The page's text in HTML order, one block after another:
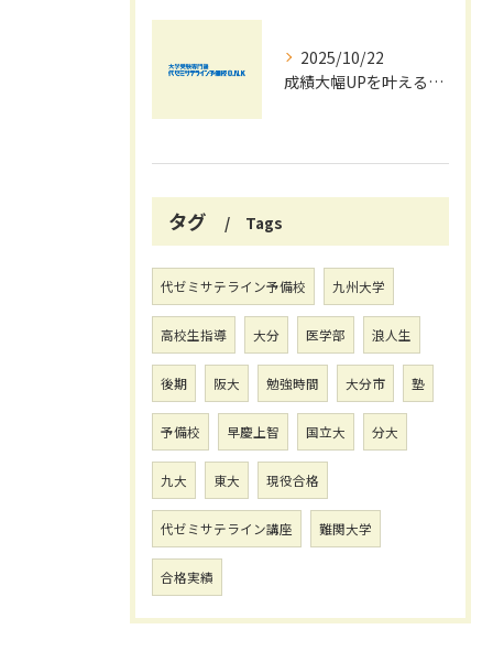
2025/10/22
成績大幅UPを叶える秋の効率学習法
タグ Tags
代ゼミサテライン予備校 九州大学
高校生指導 大分 医学部 浪人生
後期 阪大 勉強時間 大分市 塾
予備校 早慶上智 国立大 分大
九大 東大 現役合格
代ゼミサテライン講座 難関大学
合格実績